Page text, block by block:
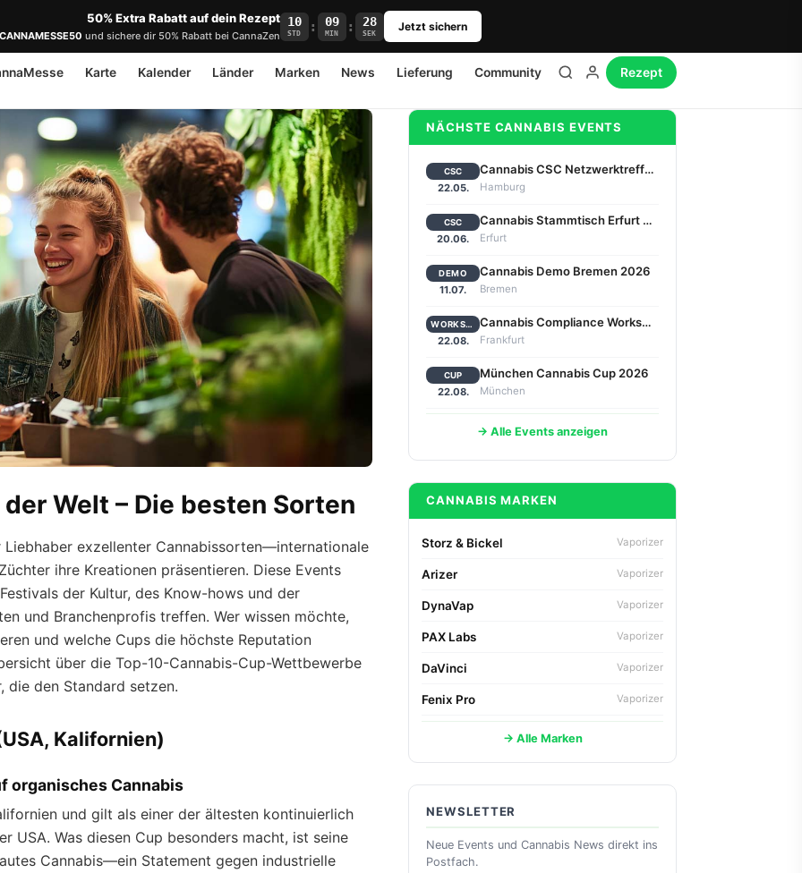
50% Extra Rabatt auf dein Rezept
CANNAMESSE50 und sichere dir 50% Rabatt bei CannaZen
10
STD : 09
MIN : 27
SEK Jetzt sichern
Karte Kalender Länder Marken News Lieferung Community Rezept
Welt – Die besten Sorten
exzellenter Cannabissorten—internationale
ihre Kreationen präsentieren. Diese Events
der Kultur, des Know-hows und der
und Branchenprofis treffen. Wer wissen möchte,
und welche Cups die höchste Reputation
über die Top-10-Cannabis-Cup-Wettbewerbe
die den Standard setzen.
Kalifornien)
organisches Cannabis
und gilt als einer der ältesten kontinuierlich
USA. Was diesen Cup besonders macht, ist seine
Cannabis—ein Statement gegen industrielle
NÄCHSTE CANNABIS EVENTS
CSC
22.05.
Cannabis CSC Netzwerktreffen Hamburg 2026
Hamburg
CSC
20.06.
Cannabis Stammtisch Erfurt 2026
Erfurt
DEMO
11.07.
Cannabis Demo Bremen 2026
Bremen
WORKSHOP
22.08.
Cannabis Compliance Workshop Frankfurt 2026
Frankfurt
CUP
22.08.
München Cannabis Cup 2026
München
→ Alle Events anzeigen
CANNABIS MARKEN
Storz & Bickel Vaporizer
Arizer Vaporizer
DynaVap Vaporizer
PAX Labs Vaporizer
DaVinci Vaporizer
Fenix Pro Vaporizer
→ Alle Marken
NEWSLETTER
Neue Events und Cannabis News direkt ins
Postfach.